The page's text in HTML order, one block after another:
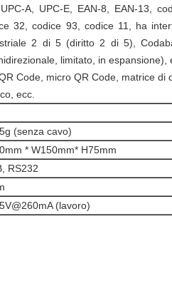
A, UPC-E, EAN-8, EAN-13,
32, codice 93, codice 11, ha
2 di 5 (diritto 2 di 5),
limitato, in espansione),
Code, micro QR Code, matrice di
ecc.
(senza cavo)
* W150mm* H75mm
RS232
(lavoro)